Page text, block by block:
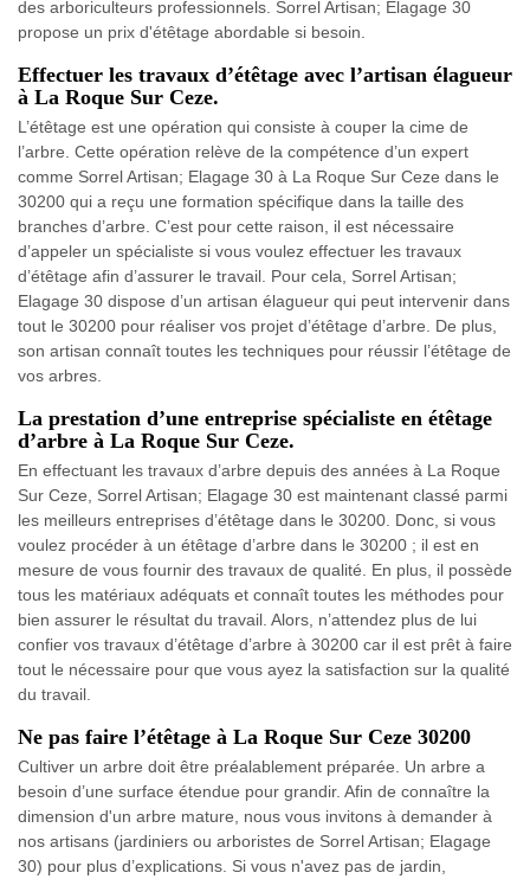
des arboriculteurs professionnels. Sorrel Artisan; Elagage 30
propose un prix d'étêtage abordable si besoin.
Effectuer les travaux d’étêtage avec l’artisan élagueur
à La Roque Sur Ceze.
L’étêtage est une opération qui consiste à couper la cime de
l’arbre. Cette opération relève de la compétence d’un expert
comme Sorrel Artisan; Elagage 30 à La Roque Sur Ceze dans le
30200 qui a reçu une formation spécifique dans la taille des
branches d’arbre. C’est pour cette raison, il est nécessaire
d’appeler un spécialiste si vous voulez effectuer les travaux
d’étêtage afin d’assurer le travail. Pour cela, Sorrel Artisan;
Elagage 30 dispose d’un artisan élagueur qui peut intervenir dans
tout le 30200 pour réaliser vos projet d’étêtage d’arbre. De plus,
son artisan connaît toutes les techniques pour réussir l’étêtage de
vos arbres.
La prestation d’une entreprise spécialiste en étêtage
d’arbre à La Roque Sur Ceze.
En effectuant les travaux d’arbre depuis des années à La Roque
Sur Ceze, Sorrel Artisan; Elagage 30 est maintenant classé parmi
les meilleurs entreprises d’étêtage dans le 30200. Donc, si vous
voulez procéder à un étêtage d’arbre dans le 30200 ; il est en
mesure de vous fournir des travaux de qualité. En plus, il possède
tous les matériaux adéquats et connaît toutes les méthodes pour
bien assurer le résultat du travail. Alors, n’attendez plus de lui
confier vos travaux d’étêtage d’arbre à 30200 car il est prêt à faire
tout le nécessaire pour que vous ayez la satisfaction sur la qualité
du travail.
Ne pas faire l’étêtage à La Roque Sur Ceze 30200
Cultiver un arbre doit être préalablement préparée. Un arbre a
besoin d’une surface étendue pour grandir. Afin de connaître la
dimension d'un arbre mature, nous vous invitons à demander à
nos artisans (jardiniers ou arboristes de Sorrel Artisan; Elagage
30) pour plus d’explications. Si vous n'avez pas de jardin,